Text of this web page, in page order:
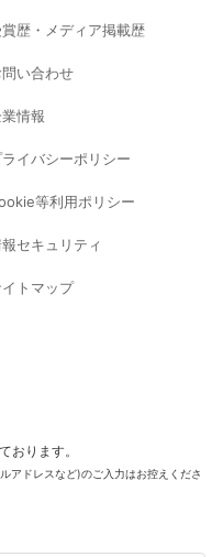
歴・メディア掲載歴
問い合わせ
情報
ライバシーポリシー
等利用ポリシー
セキュリティ
トマップ
おります。
アドレスなど)のご入力はお控えくださ